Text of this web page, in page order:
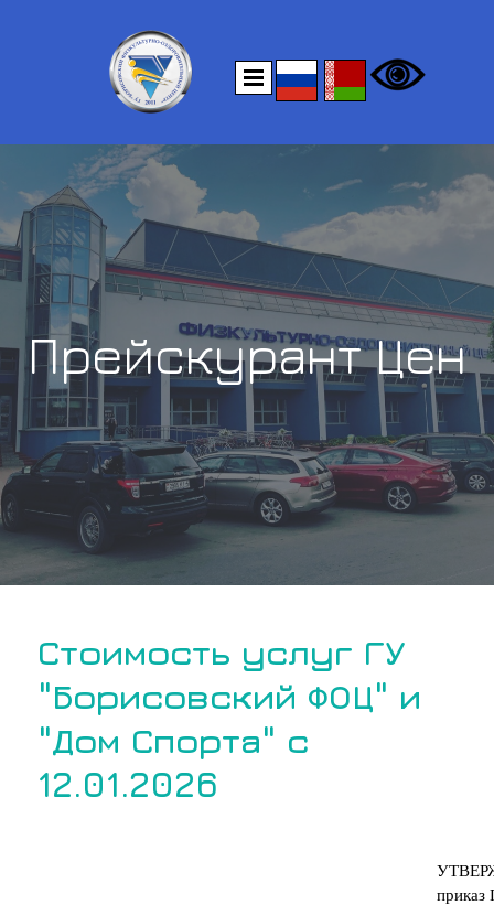
Прейскурант Цен
Стоимость услуг ГУ
"Борисовский ФОЦ" и
"Дом Спорта" с
12.01.2026